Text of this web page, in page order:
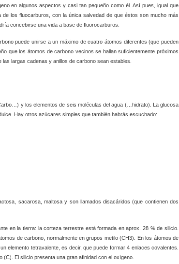
en algunos aspectos y casi tan pequeño como él. Así pues, igual que
los fluocarburos, con la única salvedad de que éstos son mucho más
concebirse una vida a base de fluorocarburos.
puede unirse a un máximo de cuatro átomos diferentes (que pueden
que los átomos de carbono vecinos se hallan suficientemente próximos
largas cadenas y anillos de carbono sean estables.
y los elementos de seis moléculas del agua (…hidrato). La glucosa
Hay otros azúcares simples que también habrás escuchado:
sacarosa, maltosa y son llamados disacáridos (que contienen dos
en la tierra: la corteza terrestre está formada en aprox. 28 % de silicio.
de carbono, normalmente en grupos metilo (CH3). En los átomos de
elemento tetravalente, es decir, que puede formar 4 enlaces covalentes.
El silicio presenta una gran afinidad con el oxígeno.